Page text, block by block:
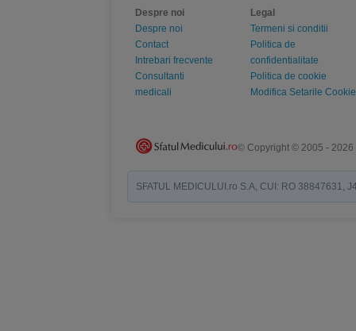
Despre noi
Despre noi
Contact
Intrebari frecvente
Consultanti
medicali
Legal
Termeni si conditii
Politica de
confidentialitate
Politica de cookie
Modifica Setarile Cookie
© Copyright © 2005 - 2026
SFATUL MEDICULUI.ro S.A, CUI: RO 38847631,